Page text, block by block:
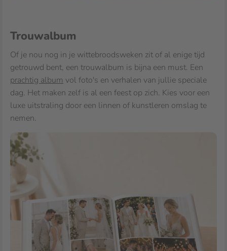
Trouwalbum
Of je nou nog in je wittebroodsweken zit of al enige tijd
getrouwd bent, een trouwalbum is bijna een must. Een
prachtig album vol foto's en verhalen van jullie speciale
dag. Het maken zelf is al een feest op zich. Kies voor een
luxe uitstraling door een linnen of kunstleren omslag te
nemen.